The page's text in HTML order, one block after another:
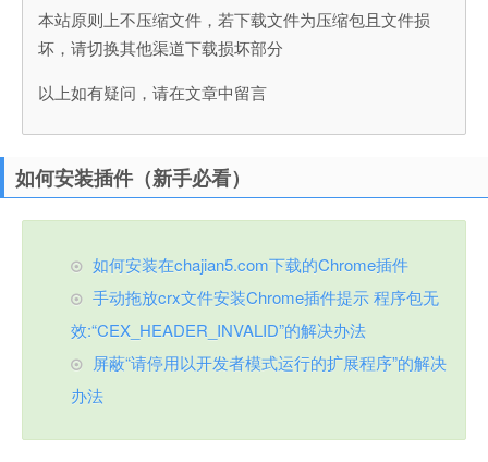
本站原则上不压缩文件，若下载文件为压缩包且文件损
坏，请切换其他渠道下载损坏部分
以上如有疑问，请在文章中留言
如何安装插件（新手必看）
如何安装在chajian5.com下载的Chrome插件
手动拖放crx文件安装Chrome插件提示 程序包无
效:“CEX_HEADER_INVALID”的解决办法
屏蔽“请停用以开发者模式运行的扩展程序”的解决
办法